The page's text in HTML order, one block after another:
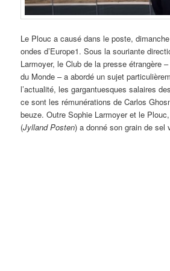
Le Plouc a causé dans le poste,
ondes d’Europe1. Sous la souriante
Larmoyer, le Club de la presse étrangère
du Monde – a abordé un sujet
l’actualité, les gargantuesques salaires
ce sont les rémunérations de Carlos
beuze. Outre Sophie Larmoyer et le
(Jylland Posten) a donné son grain de sel